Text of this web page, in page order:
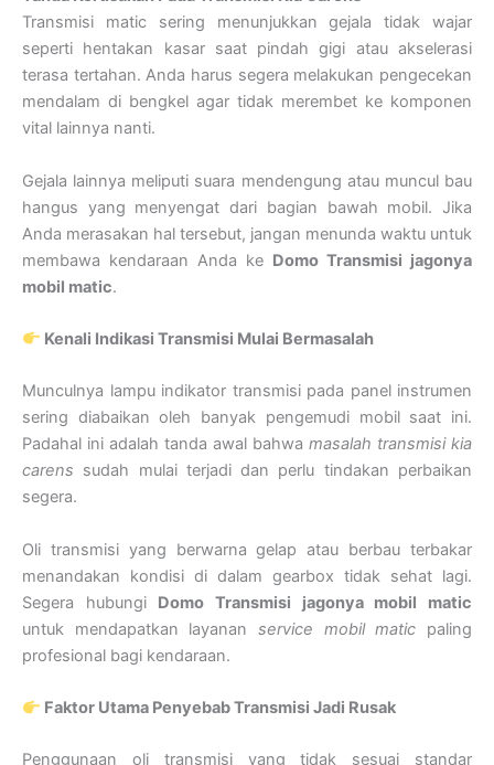
Transmisi matic sering menunjukkan gejala tidak wajar
seperti hentakan kasar saat pindah gigi atau akselerasi
terasa tertahan. Anda harus segera melakukan pengecekan
mendalam di bengkel agar tidak merembet ke komponen
vital lainnya nanti.
Gejala lainnya meliputi suara mendengung atau muncul bau
hangus yang menyengat dari bagian bawah mobil. Jika
Anda merasakan hal tersebut, jangan menunda waktu untuk
membawa kendaraan Anda ke Domo Transmisi jagonya
mobil matic.
Kenali Indikasi Transmisi Mulai Bermasalah
Munculnya lampu indikator transmisi pada panel instrumen
sering diabaikan oleh banyak pengemudi mobil saat ini.
Padahal ini adalah tanda awal bahwa masalah transmisi kia
carens sudah mulai terjadi dan perlu tindakan perbaikan
segera.
Oli transmisi yang berwarna gelap atau berbau terbakar
menandakan kondisi di dalam gearbox tidak sehat lagi.
Segera hubungi Domo Transmisi jagonya mobil matic
untuk mendapatkan layanan service mobil matic paling
profesional bagi kendaraan.
Faktor Utama Penyebab Transmisi Jadi Rusak
Penggunaan oli transmisi yang tidak sesuai standar